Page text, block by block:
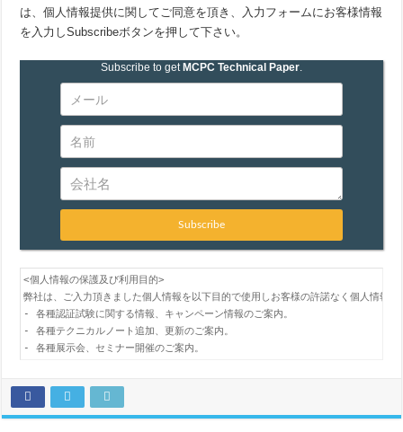
は、個人情報提供に関してご同意を頂き、入力フォームにお客様情報
を入力しSubscribeボタンを押して下さい。
Subscribe to get MCPC Technical Paper.
Subscribe
<個人情報の保護及び利用目的>
弊社は、ご入力頂きました個人情報を以下目的で使用しお客様の許諾なく個人情報
- 各種認証試験に関する情報、キャンペーン情報のご案内。
- 各種テクニカルノート追加、更新のご案内。
- 各種展示会、セミナー開催のご案内。